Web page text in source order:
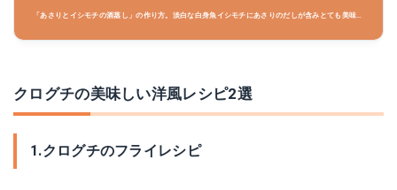
「あさりとイシモチの酒蒸し」の作り方。淡白な白身魚イシモチにあさりのだしが含みとても美味し
クログチの美味しい洋風レシピ2選
1.クログチのフライレシピ